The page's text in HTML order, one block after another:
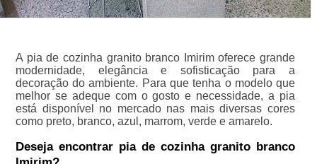
A pia de cozinha granito branco Imirim oferece grande
modernidade, elegância e sofisticação para a
decoração do ambiente. Para que tenha o modelo que
melhor se adeque com o gosto e necessidade, a pia
está disponível no mercado nas mais diversas cores
como preto, branco, azul, marrom, verde e amarelo.
Deseja encontrar pia de cozinha granito branco